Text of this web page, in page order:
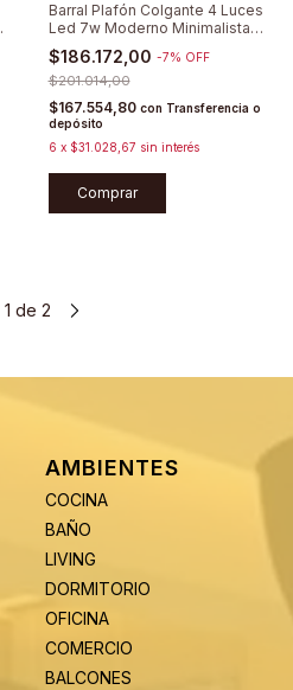
Barral Plafón Colgante 4 Luces
Led 7w Moderno Minimalista
Base De 1 Metro + Cilindros
Con Cable De Tela +
Lámparas Led
$186.172,00 -7% OFF
$201.014,00
$167.554,80 con Transferencia o
depósito
6 x $31.028,67 sin interés
Comprar
1 de 2
AMBIENTES
COCINA
BAÑO
LIVING
DORMITORIO
OFICINA
COMERCIO
BALCONES